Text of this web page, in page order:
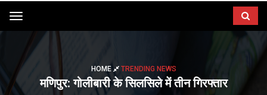
Toggle
navigation
HOME TRENDING NEWS
मणिपुर: गोलीबारी के सिलसिले में तीन गिरफ्तार